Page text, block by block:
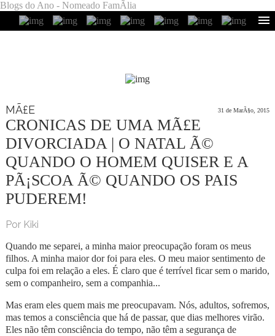
Blogs do Ano - Nomeado FamÃ­lia
MÃ£E 31 de MarÃ§o, 2015
CRONICAS DE UMA MÃ£E
DIVORCIADA | O NATAL Ã©
QUANDO O HOMEM QUISER E A
PÃ¡SCOA Ã© QUANDO OS PAIS
PUDEREM!
Por Kiki
Quando me separei, a minha maior preocupação foram os meus
filhos. A minha maior dor foi para eles. O meu maior sentimento de
culpa foi em relação a eles. É claro que é terrível ficar sem o marido,
sem o companheiro, sem a companhia...
Mas eram eles quem mais me preocupavam. Nós, adultos, sofremos,
mas temos a consciência que há de passar, que dias melhores virão.
Eles não têm consciência do tempo, não têm a segurança de